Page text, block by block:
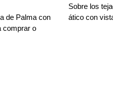
de Palma con
comprar o
Sobre los
ático con